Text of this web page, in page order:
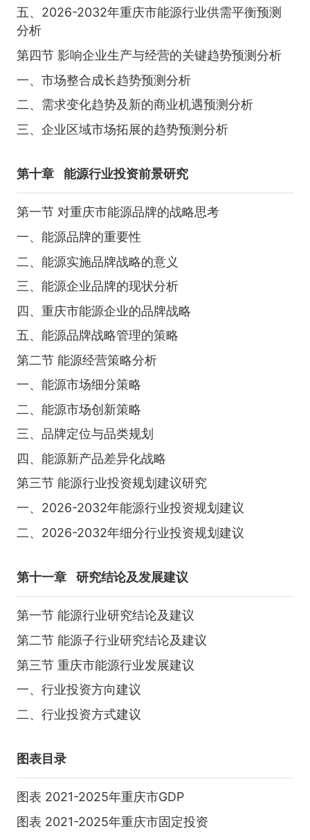
五、2026-2032年重庆市能源行业供需平衡预测
分析
第四节 影响企业生产与经营的关键趋势预测分析
一、市场整合成长趋势预测分析
二、需求变化趋势及新的商业机遇预测分析
三、企业区域市场拓展的趋势预测分析
第十章 能源行业投资前景研究
第一节 对重庆市能源品牌的战略思考
一、能源品牌的重要性
二、能源实施品牌战略的意义
三、能源企业品牌的现状分析
四、重庆市能源企业的品牌战略
五、能源品牌战略管理的策略
第二节 能源经营策略分析
一、能源市场细分策略
二、能源市场创新策略
三、品牌定位与品类规划
四、能源新产品差异化战略
第三节 能源行业投资规划建议研究
一、2026-2032年能源行业投资规划建议
二、2026-2032年细分行业投资规划建议
第十一章 研究结论及发展建议
第一节 能源行业研究结论及建议
第二节 能源子行业研究结论及建议
第三节 重庆市能源行业发展建议
一、行业投资方向建议
二、行业投资方式建议
图表目录
图表 2021-2025年重庆市GDP
图表 2021-2025年重庆市固定投资